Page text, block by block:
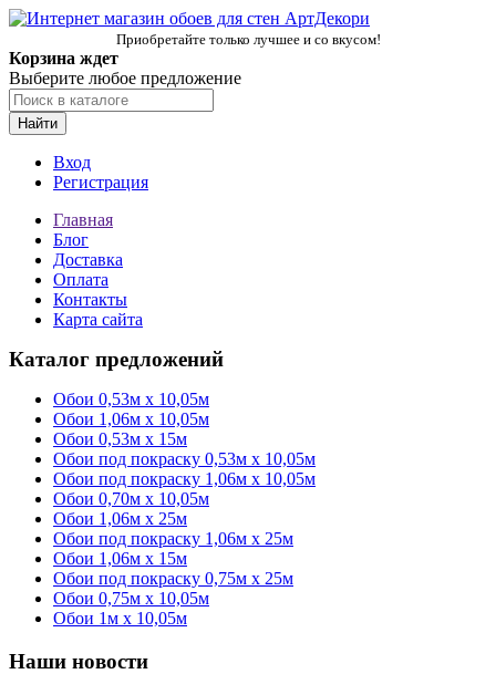
Приобретайте только лучшее и со вкусом!
Корзина ждет
Выберите любое предложение
Найти
Вход
Регистрация
Главная
Блог
Доставка
Оплата
Контакты
Карта сайта
Каталог предложений
Обои 0,53м x 10,05м
Обои 1,06м х 10,05м
Обои 0,53м x 15м
Обои под покраску 0,53м x 10,05м
Обои под покраску 1,06м х 10,05м
Обои 0,70м x 10,05м
Обои 1,06м x 25м
Обои под покраску 1,06м x 25м
Обои 1,06м x 15м
Обои под покраску 0,75м x 25м
Обои 0,75м x 10,05м
Обои 1м х 10,05м
Наши новости